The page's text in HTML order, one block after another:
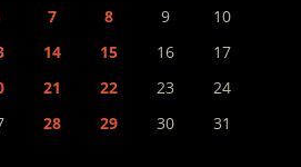
7 8 9
10
14 15 16
17
21 22 23
24
28 29 30
31